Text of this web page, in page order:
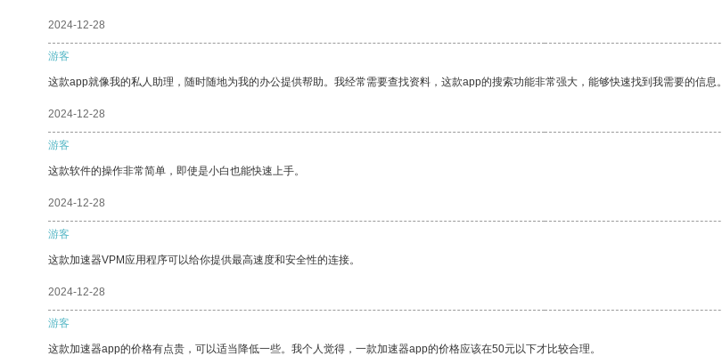
2024-12-28
游客
这款app就像我的私人助理，随时随地为我的办公提供帮助。我经常需要查找资料，这款app的搜索功能非常强大，能够快速找到我需要的信息。
2024-12-28
游客
这款软件的操作非常简单，即使是小白也能快速上手。
2024-12-28
游客
这款加速器VPM应用程序可以给你提供最高速度和安全性的连接。
2024-12-28
游客
这款加速器app的价格有点贵，可以适当降低一些。我个人觉得，一款加速器app的价格应该在50元以下才比较合理。